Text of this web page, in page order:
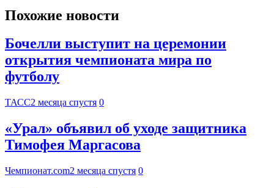
Похожие новости
Бочелли выступит на церемонии
открытия чемпионата мира по
футболу
ТАСС2 месяца спустя 0
«Урал» объявил об уходе защитника
Тимофея Маргасова
Чемпионат.com2 месяца спустя 0